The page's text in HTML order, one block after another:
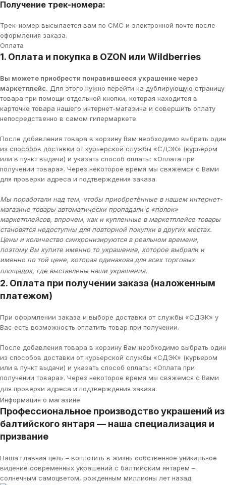
Получение трек-номера:
Трек-номер высылается вам по СМС и электронной почте после
оформления заказа.
Оплата
1. Оплата и покупка в OZON или Wildberries
Вы можете приобрести понравившееся украшение через
маркетплейс. Для этого нужно перейти на дублирующую страницу
товара при помощи отдельной кнопки, которая находится в
карточке товара нашего интернет-магазина и совершить оплату
непосредственно в самом гипермаркете.
После добавления товара в корзину Вам необходимо выбрать один
из способов доставки от курьерской службы «СДЭК» (курьером
или в пункт выдачи) и указать способ оплаты: «Оплата при
получении товара». Через некоторое время мы свяжемся с Вами
для проверки адреса и подтверждения заказа.
Мы поработали над тем, чтобы приобретённые в нашем интернет-
магазине товары автоматически пропадали с «полок»
маркетплейсов, впрочем, как и купленные в маркетплейсе товары
становятся недоступны для повторной покупки в других местах.
Цены и количество синхронизируются в реальном времени,
поэтому Вы купите именно то украшение, которое выбрали и
именно по той цене, которая одинакова для всех торговых
площадок, где выставлены наши украшения.
2. Оплата при получении заказа (наложенным
платежом)
При оформлении заказа и выборе доставки от службы «СДЭК» у
Вас есть возможность оплатить товар при получении.
После добавления товара в корзину Вам необходимо выбрать один
из способов доставки от курьерской службы «СДЭК» (курьером
или в пункт выдачи) и указать способ оплаты: «Оплата при
получении товара». Через некоторое время мы свяжемся с Вами
для проверки адреса и подтверждения заказа.
Информация о магазине
Профессиональное производство украшений из
балтийского янтаря — наша специализация и
призвание
Наша главная цель – воплотить в жизнь собственное уникальное
видение современных украшений с балтийским янтарем –
солнечным самоцветом, рожденным миллионы лет назад.